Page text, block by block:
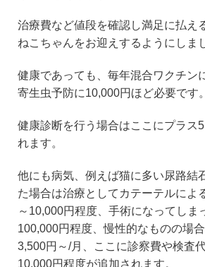
治療費など値段を確認し満足に払え
ねこちゃんをお迎えするようにしま
健康であっても、毎年混合ワクチン
寄生虫予防に10,000円ほど必要です。
健康診断を行う場合はここにプラス
れます。
他にも病気、例えば猫に多い尿路結
た場合は治療としてカテーテルによ
～10,000円程度、手術になってしま
100,000円程度、慢性的なものの場
3,500円～/月、ここに診察費や検査
10,000円程度が追加されます。